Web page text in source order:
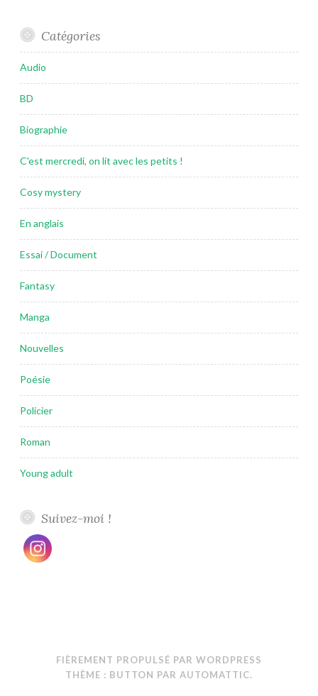
Catégories
Audio
BD
Biographie
C'est mercredi, on lit avec les petits !
Cosy mystery
En anglais
Essai / Document
Fantasy
Manga
Nouvelles
Poésie
Policier
Roman
Young adult
Suivez-moi !
FIÈREMENT PROPULSÉ PAR WORDPRESS
THÈME : BUTTON PAR AUTOMATTIC.